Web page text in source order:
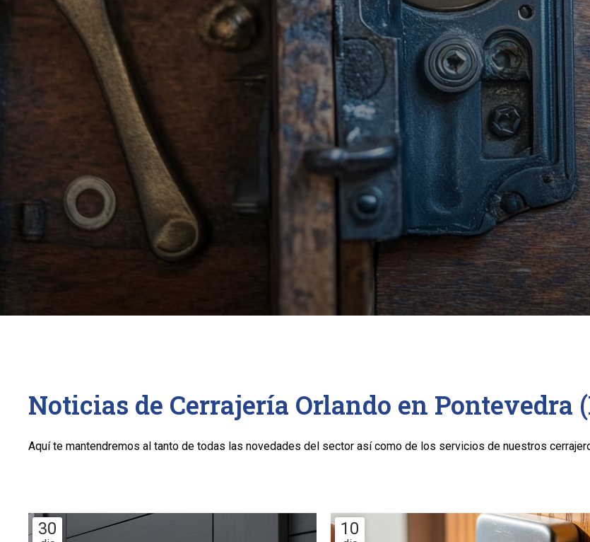
Noticias de Cerrajería Orlando en Pontevedra
Aquí te mantendremos al tanto de todas las novedades del sector así como de los servicios de nuestros
30 10